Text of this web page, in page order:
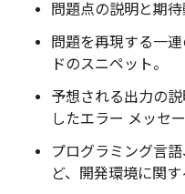
問題点の説明と期
問題を再現する一
ドのスニペット。
予想される出力の
したエラー メッセ
プログラミング言
ど、開発環境に関す